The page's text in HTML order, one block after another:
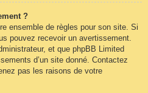
?
ensemble de règles pour son site. Si
pouvez recevoir un avertissement.
et que phpBB Limited
d’un site donné. Contactez
pas les raisons de votre